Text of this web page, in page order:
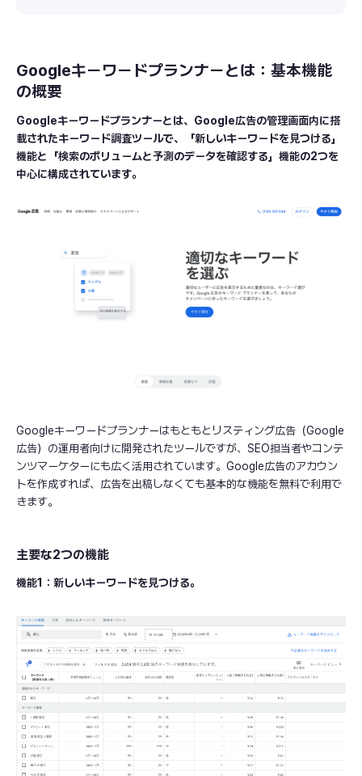
Googleキーワードプランナーとは：基本機能
の概要
Googleキーワードプランナーとは、Google広告の管理画面内に搭
載されたキーワード調査ツールで、「新しいキーワードを見つける」
機能と「検索のボリュームと予測のデータを確認する」機能の2つを
中心に構成されています。
Googleキーワードプランナーはもともとリスティング広告（Google
広告）の運用者向けに開発されたツールですが、SEO担当者やコンテ
ンツマーケターにも広く活用されています。Google広告のアカウン
トを作成すれば、広告を出稿しなくても基本的な機能を無料で利用で
きます。
主要な2つの機能
機能1：新しいキーワードを見つける。